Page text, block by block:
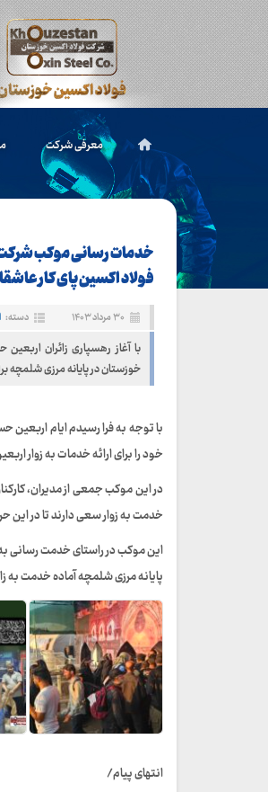
معرفی شرکت
خدمات رسانی موکب
فولاد اکسین پای کار
۳۰ مرداد ۱۴۰۳ دسته:
با آغاز رهسپاری زائران
خوزستان در پایانه مرزی شلمچه
با توجه به فرا رسیدم ایام
خود را برای ارائه خدمات به زوار
در این موکب جمعی از مدیران،
خدمت به زوار سعی دارند تا در
این موکب در راستای خدمت رسانی
پایانه مرزی شلمچه آماده خدمت به
انتهای پیام/